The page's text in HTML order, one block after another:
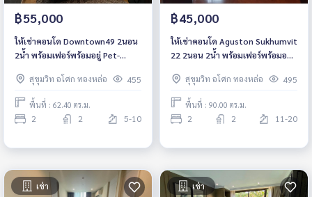
฿55,000
ให้เช่าคอนโด Downtown49 2นอน
2น้ำ พร้อมเฟอร์พร้อมอยู่ Pet-
สุขุมวิท อโศก ทองหล่อ
455
พื้นที่ : 62.40 ตร.ม.
2 2 5-10
฿45,000
ให้เช่าคอนโด Aguston Sukhumvit
22 2นอน 2น้ำ พร้อมเฟอร์พร้อมอยู่
สุขุมวิท อโศก ทองหล่อ
495
พื้นที่ : 90.00 ตร.ม.
2 2 11-20
เช่า เช่า